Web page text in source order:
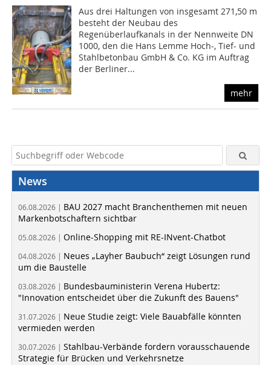
Aus drei Haltungen von insgesamt 271,50 m
besteht der Neubau des
Regenüberlaufkanals in der Nennweite DN
1000, den die Hans Lemme Hoch-, Tief- und
Stahlbetonbau GmbH & Co. KG im Auftrag
der Berliner...
mehr
News
06.08.2026 | BAU 2027 macht Branchenthemen mit neuen
Markenbotschaftern sichtbar
05.08.2026 | Online-Shopping mit RE-INvent-Chatbot
04.08.2026 | Neues „Layher Baubuch“ zeigt Lösungen rund
um die Baustelle
03.08.2026 | Bundesbauministerin Verena Hubertz:
"Innovation entscheidet über die Zukunft des Bauens"
31.07.2026 | Neue Studie zeigt: Viele Bauabfälle könnten
vermieden werden
30.07.2026 | Stahlbau-Verbände fordern vorausschauende
Strategie für Brücken und Verkehrsnetze